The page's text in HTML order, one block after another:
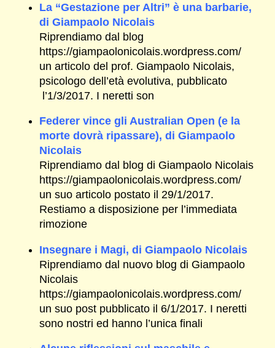
La “Gestazione per Altri” è una barbarie,
di Giampaolo Nicolais
Riprendiamo dal blog
https://giampaolonicolais.wordpress.com/
un articolo del prof. Giampaolo Nicolais,
psicologo dell’età evolutiva, pubblicato
l’1/3/2017. I neretti son
Federer vince gli Australian Open (e la
morte dovrà ripassare), di Giampaolo
Nicolais
Riprendiamo dal blog di Giampaolo Nicolais
https://giampaolonicolais.wordpress.com/
un suo articolo postato il 29/1/2017.
Restiamo a disposizione per l’immediata
rimozione
Insegnare i Magi, di Giampaolo Nicolais
Riprendiamo dal nuovo blog di Giampaolo
Nicolais
https://giampaolonicolais.wordpress.com/
un suo post pubblicato il 6/1/2017. I neretti
sono nostri ed hanno l’unica finali